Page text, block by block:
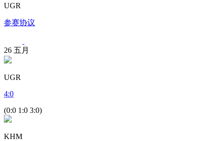
UGR
参赛协议
26 五月
UGR
4:0
(0:0 1:0 3:0)
KHM